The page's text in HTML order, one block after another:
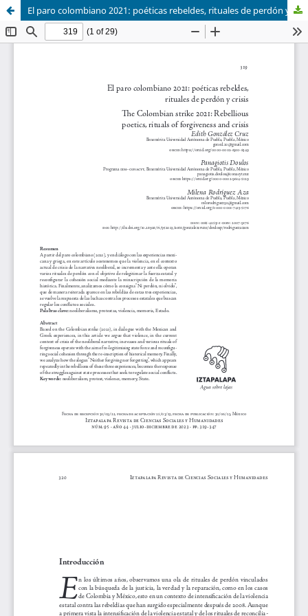
El paro colombiano 2021: poéticas rebeldes, rituales de perdón y crisis